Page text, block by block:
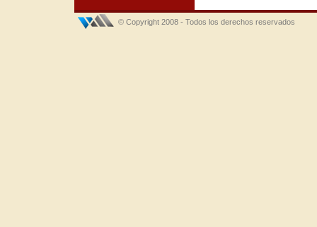
© Copyright 2008 - Todos los derechos reservados